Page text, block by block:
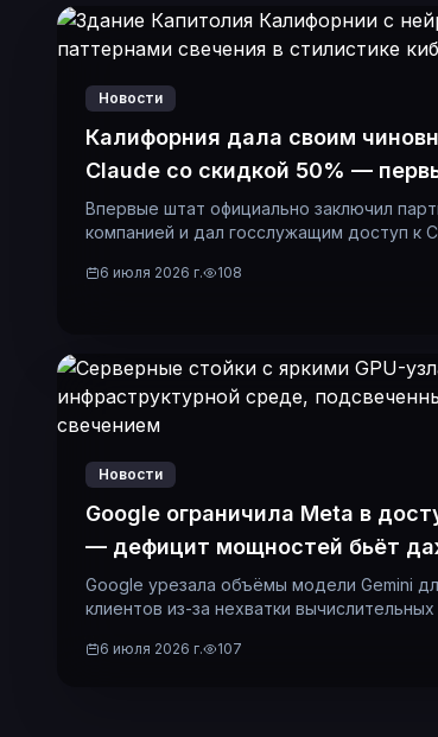
Новости
Калифорния дала своим
Claude со скидкой 50% —
истории
Впервые штат официально заключил
компанией и дал госслужащим доступ к
6 июля 2026 г. 108
Новости
Google ограничила Meta в
— дефицит мощностей бьёт
Google урезала объёмы модели Gemini
клиентов из-за нехватки
6 июля 2026 г. 107